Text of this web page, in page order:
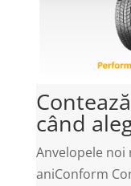
când
Anvelopele noi
aniConform